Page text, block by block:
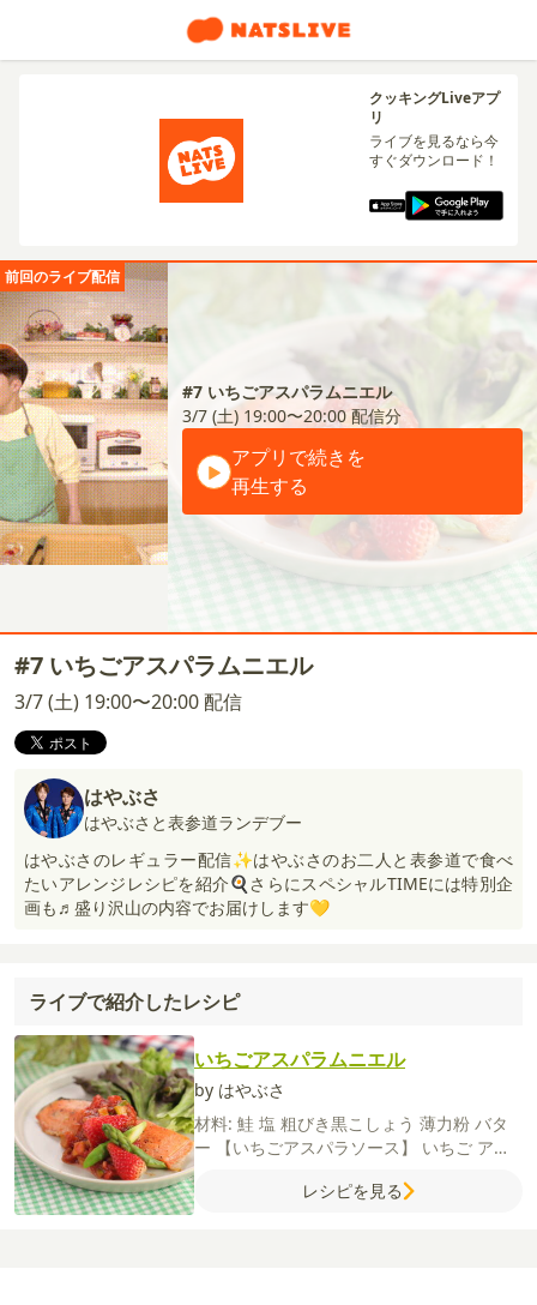
クッキングLiveアプ
リ
ライブを見るなら今
すぐダウンロード！
前回のライブ配信
#7 いちごアスパラムニエル
3/7 (土) 19:00〜20:00 配信分
アプリで続きを
再生する
#7 いちごアスパラムニエル
3/7 (土) 19:00〜20:00 配信
はやぶさ
はやぶさと表参道ランデブー
はやぶさのレギュラー配信✨はやぶさのお二人と表参道で食べ
たいアレンジレシピを紹介🍳さらにスペシャルTIMEには特別企
画も♬盛り沢山の内容でお届けします💛
ライブで紹介したレシピ
いちごアスパラムニエル
by はやぶさ
材料: 鮭 塩 粗びき黒こしょう 薄力粉 バタ
ー
【いちごアスパラソース】 いちご アス
ケチャップコンソメ（顆粒）
レシピを見る